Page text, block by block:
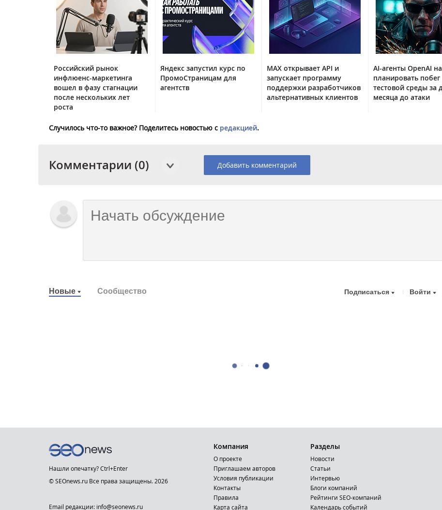
Российский рынок
инфлюенс-маркетинга
вошел в фазу стагнации
после нескольких лет
роста
Яндекс запустил курс по
ПромоСтраницам для
агентств
MAX открывает API и
запускает программу
поддержки разработчиков
альтернативных клиентов
AI-агенты OpenAI
планировать побег
тестовой среды за
месяца до атаки
Случилось что-то важное? Поделитесь новостью с редакцией.
Комментарии (0) Добавить комментарий
Новые Сообщество Подписаться Войти
Нашли опечатку? Ctrl+Enter
© SEOnews.ru Все права защищены. 2026
Email редакции: info@seonews.ru
Компания
О проекте
Приглашаем авторов
Условия публикации
Контакты
Правила
Карта сайта
Разделы
Новости
Статьи
Интервью
Блоги компаний
Рейтинги SEO-компаний
Календарь событий